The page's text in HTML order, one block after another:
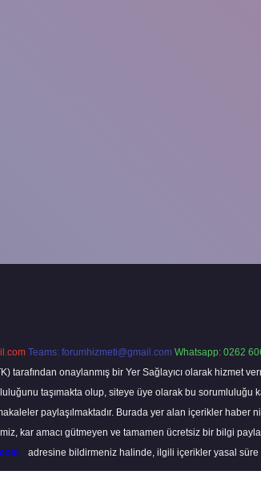
Teams: forumhizmeti@gmail.com Whatsapp: 0262
tarafından onaylanmış bir Yer Sağlayıcı olarak hizmet
taşımakta olup, siteye üye olarak bu sorumluluğu
paylaşılmaktadır. Burada yer alan içerikler
kar amacı gütmeyen ve tamamen ücretsiz bir bilgi
adresine bildirmeniz halinde, ilgili içerikler yasal süre